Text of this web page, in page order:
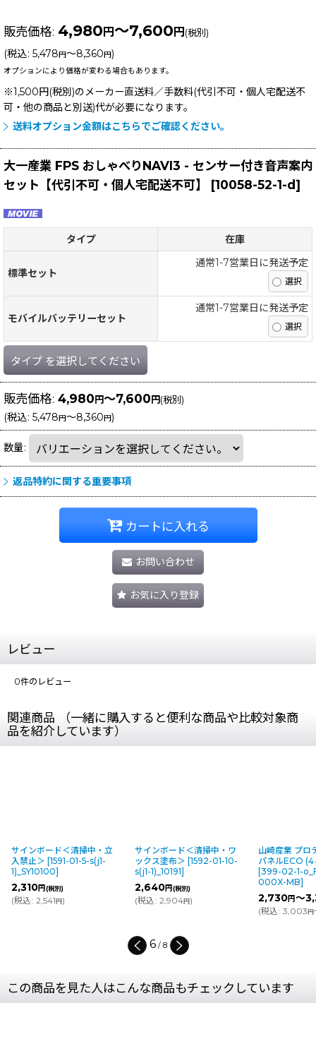
販売価格: 4,980 円 ～7,600 円 (税別)
(税込: 5,478円～8,360円)
オプションにより価格が変わる場合もあります。
※1,500円(税別)のメーカー直送料／手数料(代引不可・個人宅配送不
可・他の商品と別送)代が必要になります。
送料オプション金額はこちらでご確認ください。
大一産業 FPS おしゃべりNAVI3 - センサー付き音声案内
セット【代引不可・個人宅配送不可】
[10058-52-1-d]
タイプ 在庫
標準セット
通常1-7営業日に発送予定
モバイルバッテリーセット
通常1-7営業日に発送予定
タイプ を選択してください
販売価格: 4,980円～7,600円(税別)
(税込: 5,478円～8,360円)
数量:
返品特約に関する重要事項
カートに入れる
お問い合わせ
お気に入り登録
レビュー
0件のレビュー
関連商品 （一緒に購入すると便利な商品や比較対象商
品を紹介しています）
サインボード＜清掃中・立
入禁止＞ [1591-01-5-s(j1-
1)_SY10100]
2,310円(税別)
(税込: 2,541円)
サインボード＜清掃中・ワ
ックス塗布＞ [1592-01-10-
s(j1-1)_10191]
2,640円(税別)
(税込: 2,904円)
山崎産業 プロ
パネルECO (4
[399-02-1-
000X-MB]
2,730円～
(税込: 3,003円
6/ 8
この商品を見た人はこんな商品もチェックしています